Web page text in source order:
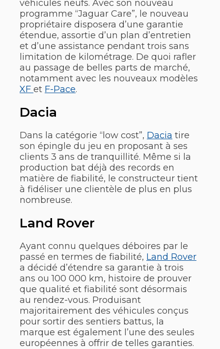
véhicules neufs. Avec son nouveau
programme “Jaguar Care”, le nouveau
propriétaire disposera d’une garantie
étendue, assortie d’un plan d’entretien
et d’une assistance pendant trois sans
limitation de kilométrage. De quoi rafler
au passage de belles parts de marché,
notamment avec les nouveaux modèles
XF et F-Pace.
Dacia
Dans la catégorie “low cost”, Dacia tire
son épingle du jeu en proposant à ses
clients 3 ans de tranquillité. Même si la
production bat déjà des records en
matière de fiabilité, le constructeur tient
à fidéliser une clientèle de plus en plus
nombreuse.
Land Rover
Ayant connu quelques déboires par le
passé en termes de fiabilité, Land Rover
a décidé d’étendre sa garantie à trois
ans ou 100 000 km, histoire de prouver
que qualité et fiabilité sont désormais
au rendez-vous. Produisant
majoritairement des véhicules conçus
pour sortir des sentiers battus, la
marque est également l’une des seules
européennes à offrir de telles garanties.